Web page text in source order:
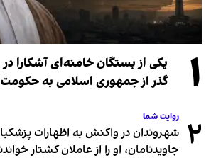
۱
یکی از بستگان خامنه‌ای آشکارا
گذر از جمهوری اسلامی به
۲ روایت شما
شهروندان در واکنش به اظهارات پزشکیان
جاویدنامان، او را از عاملان کشتار